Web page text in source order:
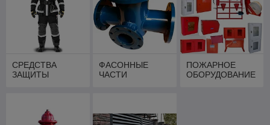
СРЕДСТВА
ЗАЩИТЫ
ФАСОННЫЕ
ЧАСТИ
ПОЖАРНОЕ
ОБОРУДОВАНИЕ